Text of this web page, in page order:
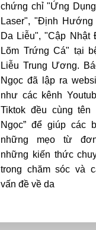
chứng chỉ "Ứng
Laser", "Định Hướng
Da Liễu", "Cập Nhật
Lõm Trứng Cá" tại
Liễu Trung Ương.
Ngọc đã lập ra
như các kênh
Tiktok đều cùng tên
Ngọc” để giúp các
những mẹo từ
những kiến thức
trong chăm sóc và
vấn đề về da